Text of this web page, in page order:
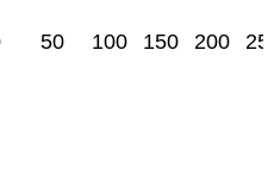
50 100 150 200